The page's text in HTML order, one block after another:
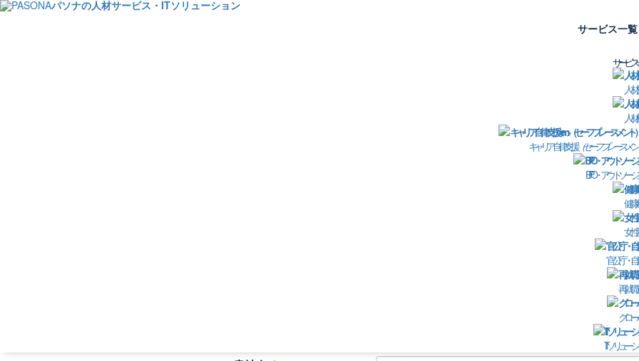
パソナの人材サービス・ITソリューション
サービス一覧
サービス
人
人
キャリア自律支援（セーフプレースメン
BPO・アウトソー
健康
女性
官公庁・自
再就職
グロ
ITソリュー
社員意識調査、人事制度の構築・最適化、キャリアコンサルタント資格取
上司向け研修、適正適職診断、社員教育、キャリア面談、セルフキャリアドッグ
サービスについてお気軽にお問い合わせくださいませ。
サービス資料が